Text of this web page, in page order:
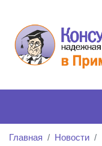
Главная Новости